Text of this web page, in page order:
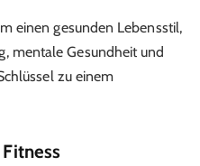
einen gesunden Lebensstil,
mentale Gesundheit und
zu einem